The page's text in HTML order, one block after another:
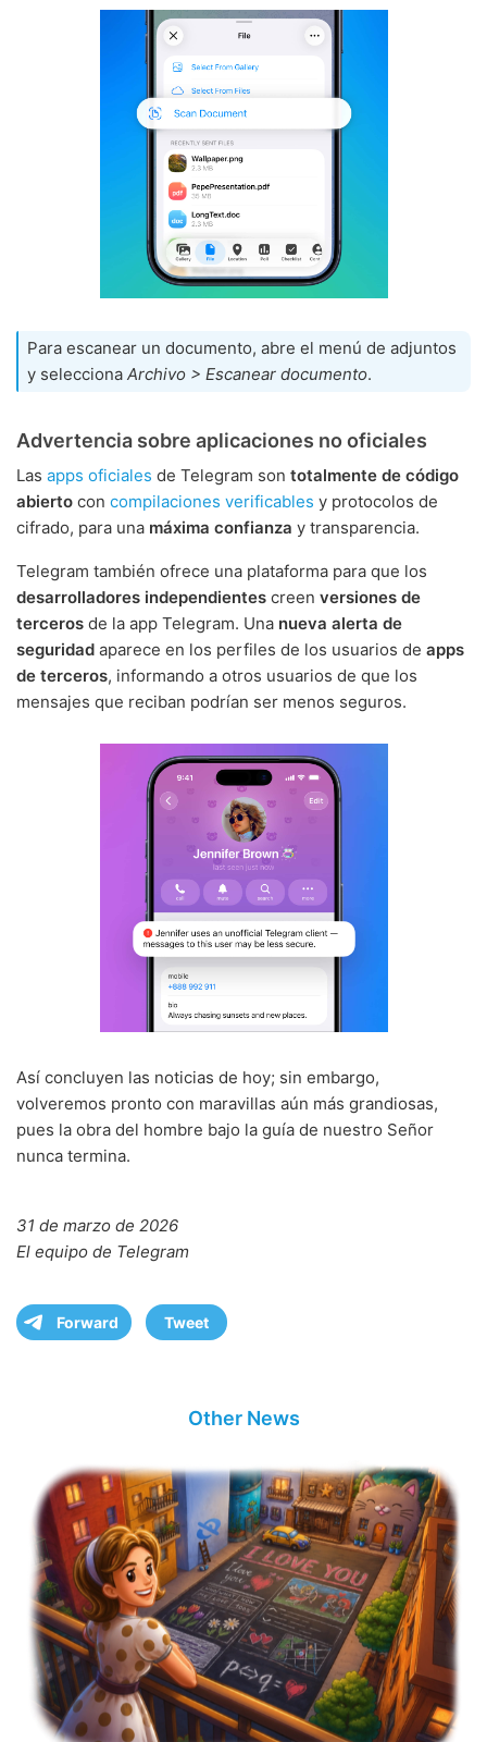
Para escanear un documento, abre el menú de adjuntos
y selecciona Archivo > Escanear documento.
Advertencia sobre aplicaciones no oficiales
Las apps oficiales de Telegram son totalmente de código
abierto con compilaciones verificables y protocolos de
cifrado, para una máxima confianza y transparencia.
Telegram también ofrece una plataforma para que los
desarrolladores independientes creen versiones de
terceros de la app Telegram. Una nueva alerta de
seguridad aparece en los perfiles de los usuarios de apps
de terceros, informando a otros usuarios de que los
mensajes que reciban podrían ser menos seguros.
Así concluyen las noticias de hoy; sin embargo,
volveremos pronto con maravillas aún más grandiosas,
pues la obra del hombre bajo la guía de nuestro Señor
nunca termina.
31 de marzo de 2026
El equipo de Telegram
Forward Tweet
Other News